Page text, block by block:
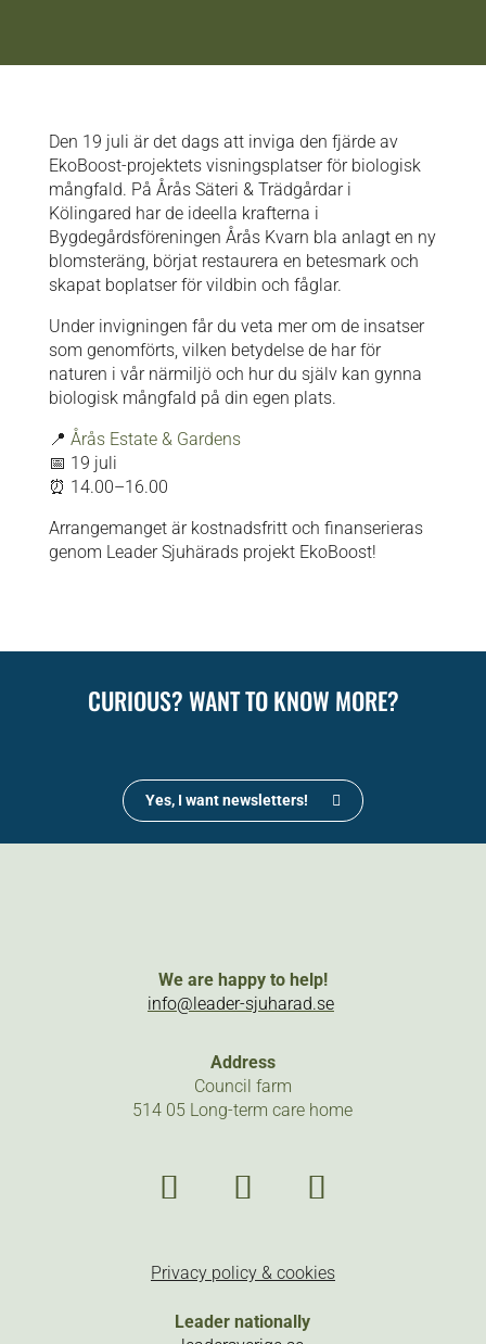
Den 19 juli är det dags att inviga den fjärde av
EkoBoost-projektets visningsplatser för biologisk
mångfald. På Årås Säteri & Trädgårdar i
Kölingared har de ideella krafterna i
Bygdegårdsföreningen Årås Kvarn bla anlagt en ny
blomsteräng, börjat restaurera en betesmark och
skapat boplatser för vildbin och fåglar.
Under invigningen får du veta mer om de insatser
som genomförts, vilken betydelse de har för
naturen i vår närmiljö och hur du själv kan gynna
biologisk mångfald på din egen plats.
📍 Årås Estate & Gardens
📅 19 juli
⏰ 14.00–16.00
Arrangemanget är kostnadsfritt och finanserieras
genom Leader Sjuhärads projekt EkoBoost!
CURIOUS? WANT TO KNOW MORE?
Yes, I want newsletters!
We are happy to help!
info@leader-sjuharad.se
Address
Council farm
514 05 Long-term care home
Privacy policy & cookies
Leader nationally